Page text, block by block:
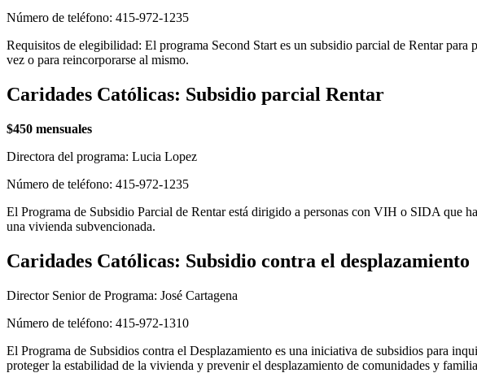
Número de teléfono: 415-972-1235
Requisitos de elegibilidad: El programa Second Start es un subsidio parcial de Rentar
vez o para reincorporarse al mismo.
Caridades Católicas: Subsidio parcial Rentar
$450 mensuales
Directora del programa: Lucia Lopez
Número de teléfono: 415-972-1235
El Programa de Subsidio Parcial de Rentar está dirigido a personas con VIH o SIDA que
una vivienda subvencionada.
Caridades Católicas: Subsidio contra el desplazamiento
Director Senior de Programa: José Cartagena
Número de teléfono: 415-972-1310
El Programa de Subsidios contra el Desplazamiento es una iniciativa de subsidios para
proteger la estabilidad de la vivienda y prevenir el desplazamiento de comunidades y